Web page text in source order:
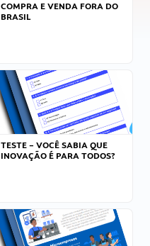
COMPRA E VENDA FORA DO
BRASIL
TESTE – VOCÊ SABIA QUE
INOVAÇÃO É PARA TODOS?